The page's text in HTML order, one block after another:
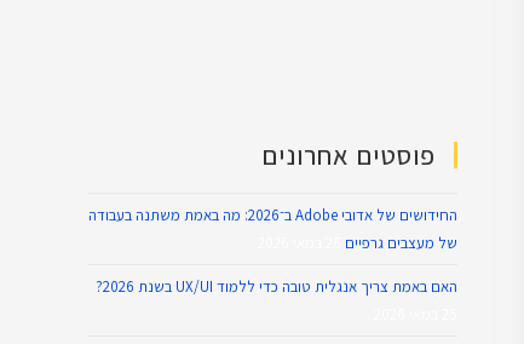
פוסטים אחרונים
החידושים של אדובי Adobe ב־2026: מה באמת משתנה בעבודה
של מעצבים גרפיים
האם באמת צריך אנגלית טובה כדי ללמוד UX/UI בשנת 2026?